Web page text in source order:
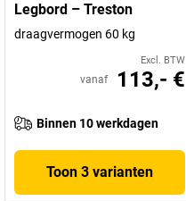
Legbord – Treston
draagvermogen 60 kg
Excl. BTW
vanaf 113,- €
Binnen 10 werkdagen
Toon 3 varianten